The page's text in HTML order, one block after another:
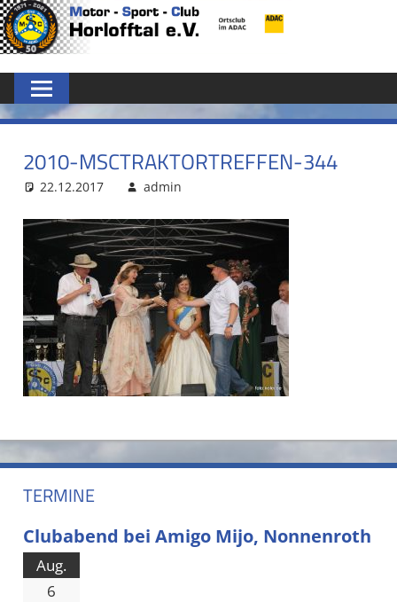
Zum
Inhalt
MSC
HORLOFFTAL
E.V.
2010-MSCTRAKTORTREFFEN-344
22.12.2017 admin
TERMINE
Clubabend bei Amigo Mijo, Nonnenroth
Aug.
6